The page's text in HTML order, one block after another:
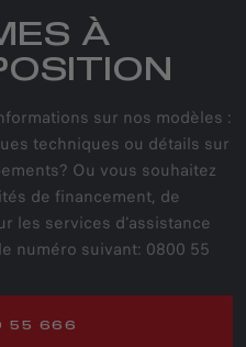
À
sur nos modèles :
techniques ou détails sur
Ou vous souhaitez
de financement, de
les services d'assistance
numéro suivant: 0800 55
55 666